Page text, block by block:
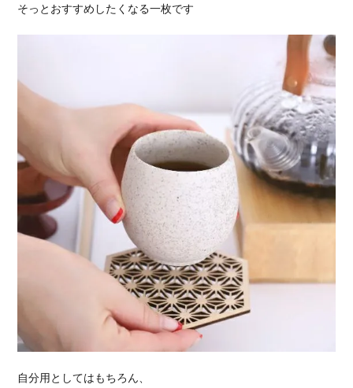
そっとおすすめしたくなる一枚です
自分用としてはもちろん、